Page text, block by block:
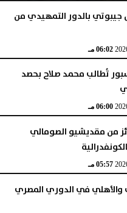
جيبوتي بالدور التمهيدي من
06:02 مـ
تُطالب محمد صلاح بحصد
06:00 مـ
من مقديشيو الصومالي
05:57 مـ
والأهلي في الدوري المصري